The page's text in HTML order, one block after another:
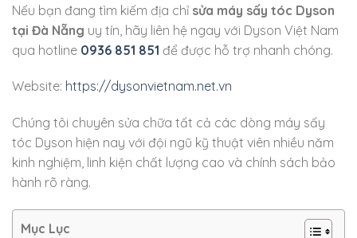
Nếu bạn đang tìm kiếm địa chỉ sửa máy sấy tóc Dyson
tại Đà Nẵng uy tín, hãy liên hệ ngay với Dyson Việt Nam
qua hotline 0936 851 851 để được hỗ trợ nhanh chóng.
Website: https://dysonvietnam.net.vn
Chúng tôi chuyên sửa chữa tất cả các dòng máy sấy
tóc Dyson hiện nay với đội ngũ kỹ thuật viên nhiều năm
kinh nghiệm, linh kiện chất lượng cao và chính sách bảo
hành rõ ràng.
Mục Lục